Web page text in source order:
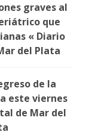
graves al
que
« Diario
del Plata
de la
este viernes
de Mar del